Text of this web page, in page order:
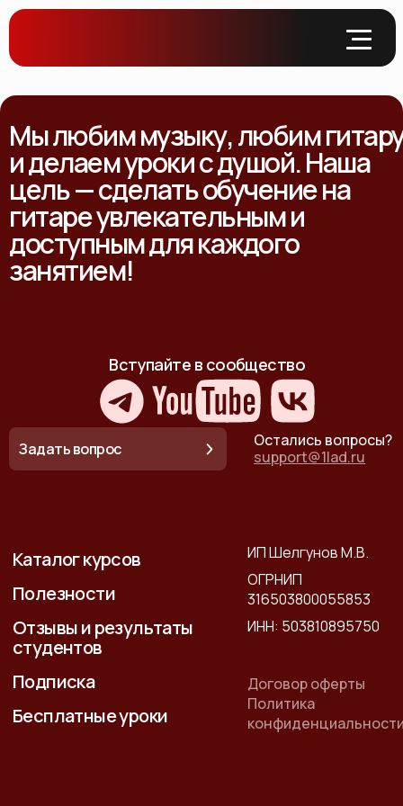
Мы любим музыку, любим
и делаем уроки с душой. Наша
цель — сделать обучение на
гитаре увлекательным и
доступным для каждого
занятием!
Вступайте в сообщество
Остались вопросы?
support@1lad.ru
Задать вопрос
Каталог курсов
Полезности
Отзывы и результаты
студентов
Подписка
Бесплатные уроки
ИП Шелгунов М.В.
ОГРНИП
316503800055853
ИНН: 503810895750
Договор оферты
Политика